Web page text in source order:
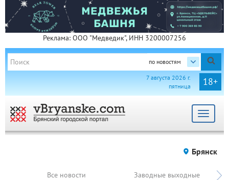
Реклама: ООО "Медведик", ИНН 3200007256
по новостям
18+
7 августа 2026 г.
пятница
Toggle
Брянск
Все новости Заводные выходные